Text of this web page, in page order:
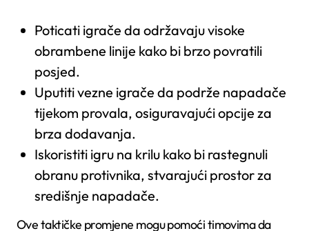
Poticati igrače da održavaju visoke
obrambene linije kako bi brzo povratili
posjed.
Uputiti vezne igrače da podrže napadače
tijekom provala, osiguravajući opcije za
brza dodavanja.
Iskoristiti igru na krilu kako bi rastegnuli
obranu protivnika, stvarajući prostor za
središnje napadače.
Ove taktičke promjene mogu pomoći timovima da